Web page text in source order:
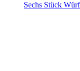
Sechs Stück